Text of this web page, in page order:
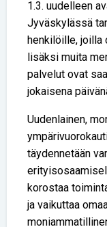
1.3. uudelleen
Jyväskylässä
henkilöille, joilla
lisäksi muita
palvelut ovat
jokaisena
Uudenlainen,
täydennetään
korostaa
ja vaikuttaa